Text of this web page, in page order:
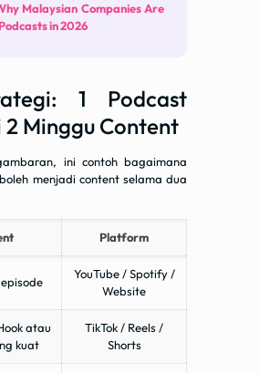
Malaysian Companies Are
in 2026
1 Podcast
2 Minggu Content
ini contoh bagaimana
menjadi content selama dua
Platform
YouTube / Spotify /
Website
atau
kuat
TikTok / Reels /
Shorts